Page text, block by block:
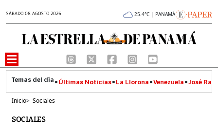
SÁBADO 08 AGOSTO 2026 25.4°C | PANAMÁ
Últimas Noticias La Llorona Venezuela José
Inicio> Sociales
SOCIALES